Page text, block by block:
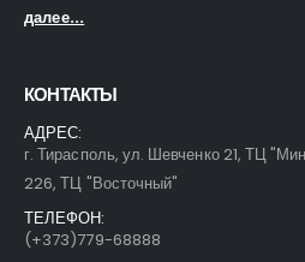
далее...
КОНТАКТЫ
АДРЕС:
г. Тирасполь, ул. Шевченко 21, ТЦ
226, ТЦ "Восточный"
ТЕЛЕФОН:
(+373)779-68888